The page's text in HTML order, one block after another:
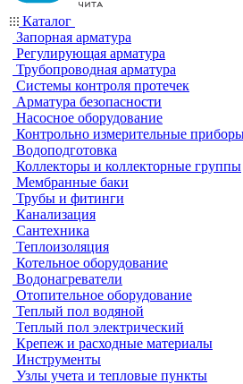
Каталог
Запорная арматура
Регулирующая арматура
Трубопроводная арматура
Системы контроля протечек
Арматура безопасности
Насосное оборудование
Контрольно измерительные
Водоподготовка
Коллекторы и коллекторные группы
Мембранные баки
Трубы и фитинги
Канализация
Сантехника
Теплоизоляция
Котельное оборудование
Водонагреватели
Отопительное оборудование
Теплый пол водяной
Теплый пол электрический
Крепеж и расходные материалы
Инструменты
Узлы учета и тепловые пункты